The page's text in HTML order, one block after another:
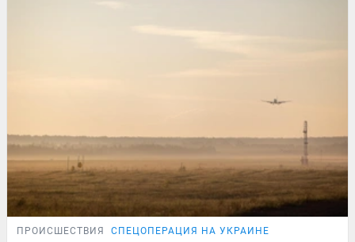
ПРОИСШЕСТВИЯ СПЕЦОПЕРАЦИЯ НА УКРАИНЕ